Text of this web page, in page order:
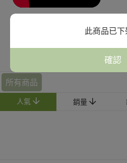
此商品已下
確認
全館分類
所有商品
人氣 銷量